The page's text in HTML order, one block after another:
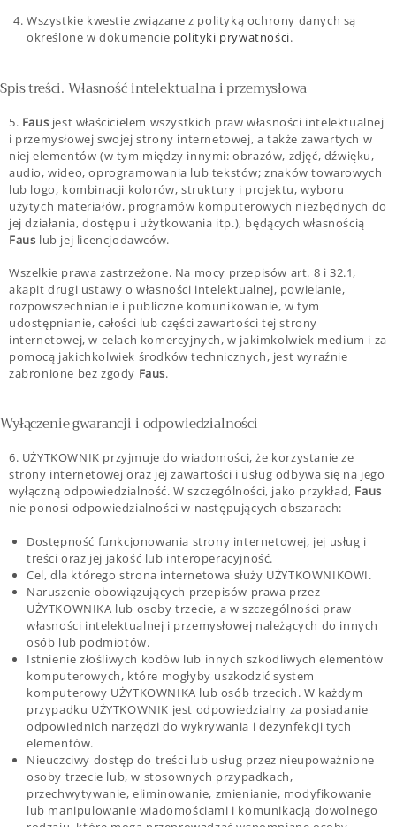
Wszystkie kwestie związane z polityką ochrony danych są
określone w dokumencie polityki prywatności.
Spis treści. Własność intelektualna i przemysłowa
5. Faus jest właścicielem wszystkich praw własności intelektualnej
i przemysłowej swojej strony internetowej, a także zawartych w
niej elementów (w tym między innymi: obrazów, zdjęć, dźwięku,
audio, wideo, oprogramowania lub tekstów; znaków towarowych
lub logo, kombinacji kolorów, struktury i projektu, wyboru
użytych materiałów, programów komputerowych niezbędnych do
jej działania, dostępu i użytkowania itp.), będących własnością
Faus lub jej licencjodawców.
Wszelkie prawa zastrzeżone. Na mocy przepisów art. 8 i 32.1,
akapit drugi ustawy o własności intelektualnej, powielanie,
rozpowszechnianie i publiczne komunikowanie, w tym
udostępnianie, całości lub części zawartości tej strony
internetowej, w celach komercyjnych, w jakimkolwiek medium i za
pomocą jakichkolwiek środków technicznych, jest wyraźnie
zabronione bez zgody Faus.
Wyłączenie gwarancji i odpowiedzialności
6. UŻYTKOWNIK przyjmuje do wiadomości, że korzystanie ze
strony internetowej oraz jej zawartości i usług odbywa się na jego
wyłączną odpowiedzialność. W szczególności, jako przykład, Faus
nie ponosi odpowiedzialności w następujących obszarach:
Dostępność funkcjonowania strony internetowej, jej usług i
treści oraz jej jakość lub interoperacyjność.
Cel, dla którego strona internetowa służy UŻYTKOWNIKOWI.
Naruszenie obowiązujących przepisów prawa przez
UŻYTKOWNIKA lub osoby trzecie, a w szczególności praw
własności intelektualnej i przemysłowej należących do innych
osób lub podmiotów.
Istnienie złośliwych kodów lub innych szkodliwych elementów
komputerowych, które mogłyby uszkodzić system
komputerowy UŻYTKOWNIKA lub osób trzecich. W każdym
przypadku UŻYTKOWNIK jest odpowiedzialny za posiadanie
odpowiednich narzędzi do wykrywania i dezynfekcji tych
elementów.
Nieuczciwy dostęp do treści lub usług przez nieupoważnione
osoby trzecie lub, w stosownych przypadkach,
przechwytywanie, eliminowanie, zmienianie, modyfikowanie
lub manipulowanie wiadomościami i komunikacją dowolnego